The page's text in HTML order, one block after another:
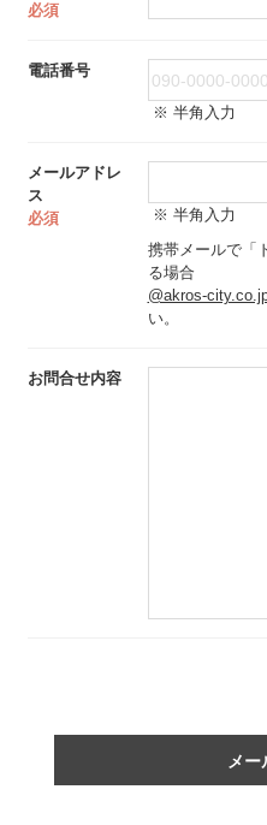
必須
電話番号
※ 半角入力
メールアドレ
ス
必須
※ 半角入力
携帯メールで「
る場合
@akros-
い。
お問合せ内容